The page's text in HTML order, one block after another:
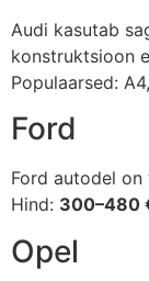
Audi kasutab
konstruktsioon
Populaarsed:
Ford
Ford autodel on
Hind: 300–480
Opel